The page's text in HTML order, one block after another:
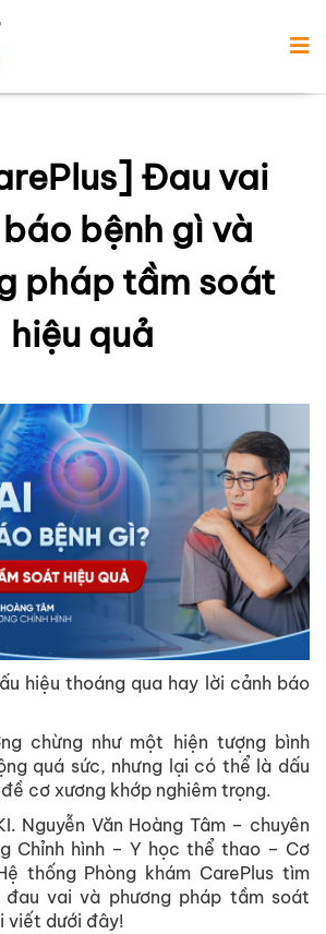
Đau vai
bệnh gì và
pháp tầm soát
hiệu quả
hiệu thoáng qua hay lời cảnh báo
chừng như một hiện tượng bình
quá sức, nhưng lại có thể là dấu
cơ xương khớp nghiêm trọng.
Nguyễn Văn Hoàng Tâm – chuyên
Chỉnh hình – Y học thể thao – Cơ
thống Phòng khám CarePlus tìm
vai và phương pháp tầm soát
viết dưới đây!